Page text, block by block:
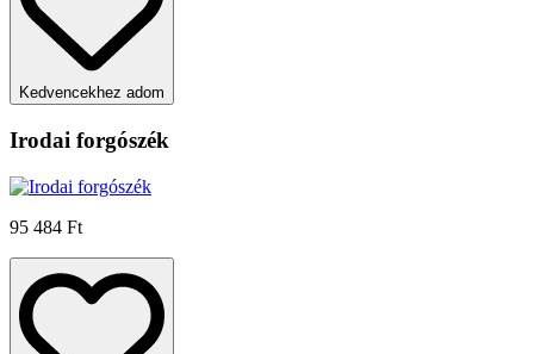
Kedvencekhez adom
Irodai forgószék
95 484 Ft